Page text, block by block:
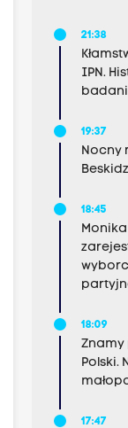
21:38
IPN.
19:37
Nocny
18:45
18:09
Znamy
Polski.
17:47